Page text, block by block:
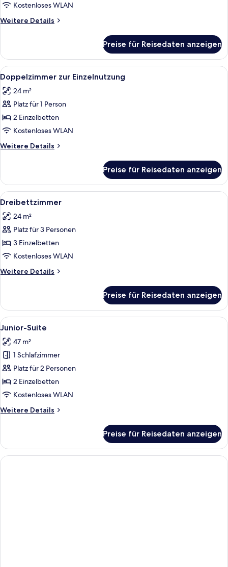
Kostenloses WLAN
Weitere Details
Weitere
Preise für Reisedaten anzeigen
Alle
Fotos
für
Doppelzimmer
zur
Einzelnutzung
anzeigen
Ein modernes Hotelzimmer mit
5
Doppelzimmer zur Einzelnutzung
24 m²
Platz für 1 Person
2 Einzelbetten
Kostenloses WLAN
Weitere Details
Weitere
zur
Einzelnutzung
Preise für Reisedaten anzeigen
Alle
Fotos
für
Dreibettzimmer
anzeigen
Ein modernes Hotelzimmer mit
5
Dreibettzimmer
24 m²
Platz für 3 Personen
3 Einzelbetten
Kostenloses WLAN
Weitere Details
Weitere
Preise für Reisedaten anzeigen
Alle
Fotos
für
Junior-
Suite
anzeigen
Ein modernes Wohnzimmer mit
5
Junior-Suite
47 m²
1 Schlafzimmer
Platz für 2 Personen
2 Einzelbetten
Kostenloses WLAN
Weitere Details
Weitere
Suite
Preise für Reisedaten anzeigen